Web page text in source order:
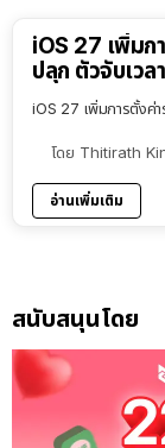
iOS 27 เพิ่มก
ปลุก ตัวจับเวล
iOS 27 เพิ่มการตั้งค่า
โดย Thitirath
อ่านเพิ่มเติม
สนับสนุนโดย